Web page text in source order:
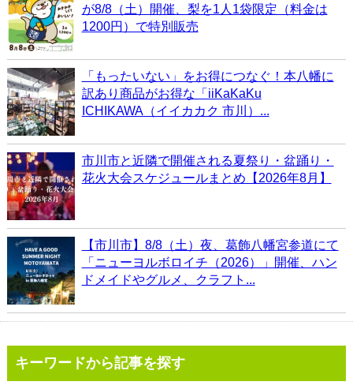
が8/8（土）開催、梨を1人1袋限定（料金は
1200円）で特別販売
「もったいない」をお得につなぐ！本八幡に
訳あり商品がお得な「iiKaKaKu
ICHIKAWA（イイカカク 市川）...
市川市と近隣で開催される夏祭り・盆踊り・
花火大会スケジュールまとめ【2026年8月】
【市川市】8/8（土）夜、葛飾八幡宮参道にて
「ニューヨルボロイチ（2026）」開催、ハン
ドメイドやグルメ、クラフト...
キーワードから記事を探す